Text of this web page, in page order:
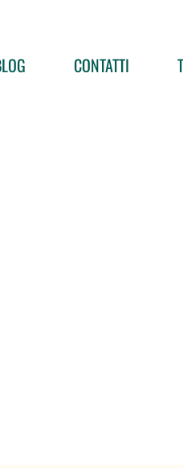
CONTATTI